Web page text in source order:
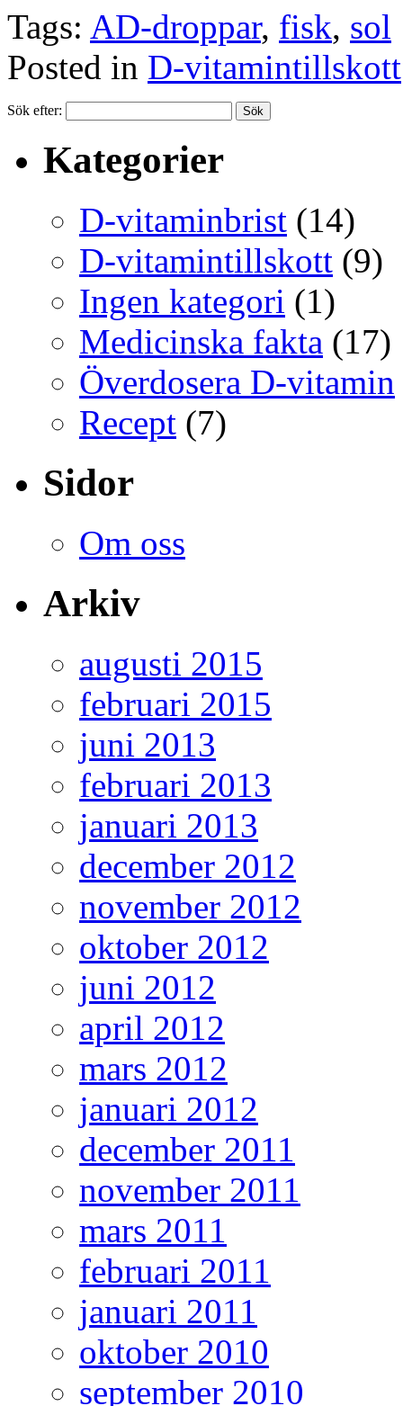
Tags: AD-droppar, fisk, sol
Posted in D-vitamintillskott
Sök efter:
Kategorier
D-vitaminbrist (14)
D-vitamintillskott (9)
Ingen kategori (1)
Medicinska fakta (17)
Överdosera D-vitamin
Recept (7)
Sidor
Om oss
Arkiv
augusti 2015
februari 2015
juni 2013
februari 2013
januari 2013
december 2012
november 2012
oktober 2012
juni 2012
april 2012
mars 2012
januari 2012
december 2011
november 2011
mars 2011
februari 2011
januari 2011
oktober 2010
september 2010